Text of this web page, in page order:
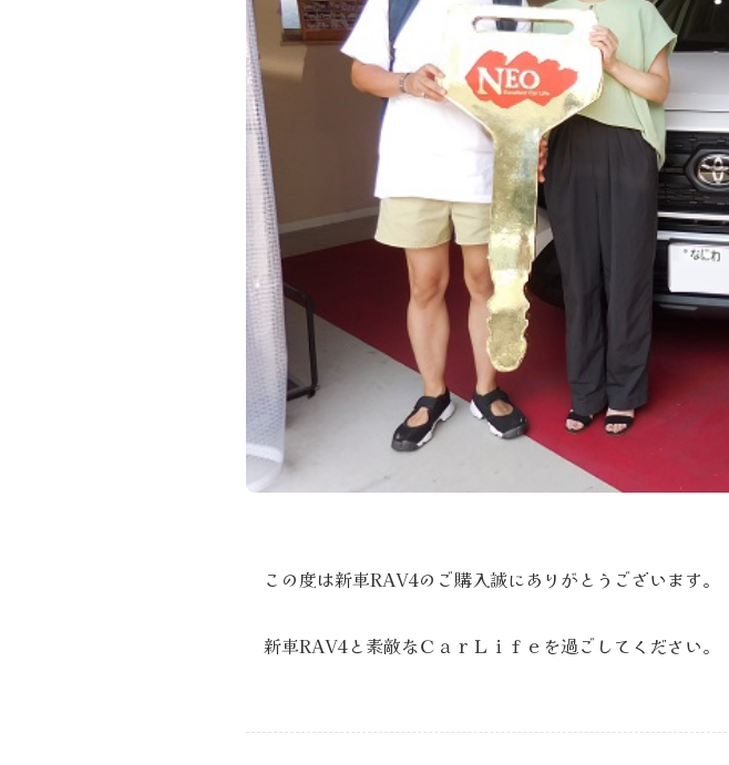
この度は新車RAV4のご購入誠にありがとうございます。
新車RAV4と素敵なＣａｒＬｉｆｅを過ごしてください。